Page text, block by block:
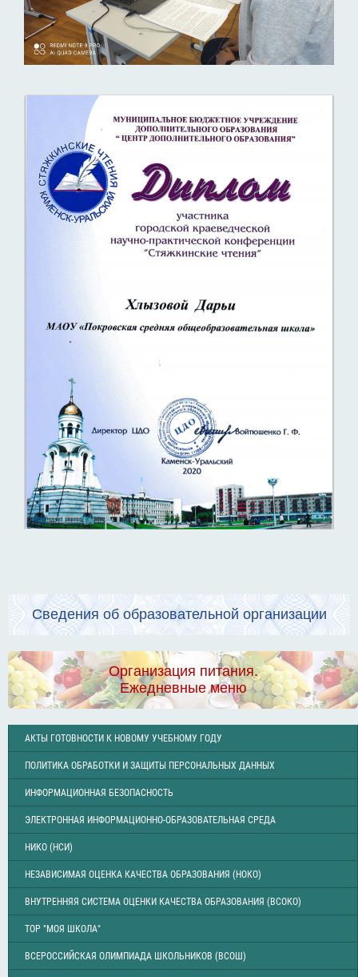
Сведения об образовательной организации
Организация питания.
Ежедневные меню
АКТЫ ГОТОВНОСТИ К НОВОМУ УЧЕБНОМУ ГОДУ
ПОЛИТИКА ОБРАБОТКИ И ЗАЩИТЫ ПЕРСОНАЛЬНЫХ ДАННЫХ
ИНФОРМАЦИОННАЯ БЕЗОПАСНОСТЬ
ЭЛЕКТРОННАЯ ИНФОРМАЦИОННО-ОБРАЗОВАТЕЛЬНАЯ СРЕДА
НИКО (НСИ)
НЕЗАВИСИМАЯ ОЦЕНКА КАЧЕСТВА ОБРАЗОВАНИЯ (НОКО)
ВНУТРЕННЯЯ СИСТЕМА ОЦЕНКИ КАЧЕСТВА ОБРАЗОВАНИЯ (ВСОКО)
ТОР "МОЯ ШКОЛА"
ВСЕРОССИЙСКАЯ ОЛИМПИАДА ШКОЛЬНИКОВ (ВСОШ)